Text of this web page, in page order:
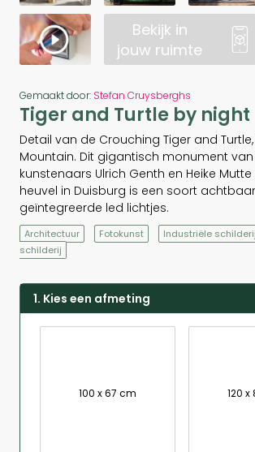
Bekijk in
jouw ruimte
Gemaakt door: Stefan Cruysberghs
Tiger and Turtle by night
Detail van de Crouching Tiger and
Mountain. Dit gigantisch monument
kunstenaars Ulrich Genth en Heike
heuvel in Duisburg is een soort
geïntegreerde led lichtjes.
Architectuur Fotokunst Industriële
schilderij
1. Kies een afmeting
100 x 67 cm 120